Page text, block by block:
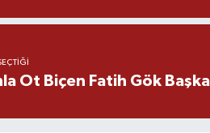
Ot Biçen Fatih Gök